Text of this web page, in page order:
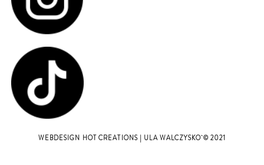
WEBDESIGN HOT CREATIONS | ULA WALCZYSKO © 2021